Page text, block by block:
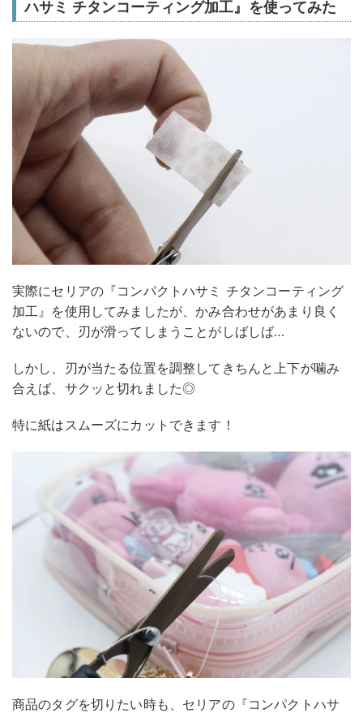
ハサミ チタンコーティング加工』を使ってみた
実際にセリアの『コンパクトハサミ チタンコーティング
加工』を使用してみましたが、かみ合わせがあまり良く
ないので、刃が滑ってしまうことがしばしば…
しかし、刃が当たる位置を調整してきちんと上下が噛み
合えば、サクッと切れました◎
特に紙はスムーズにカットできます！
商品のタグを切りたい時も、セリアの『コンパクトハサ